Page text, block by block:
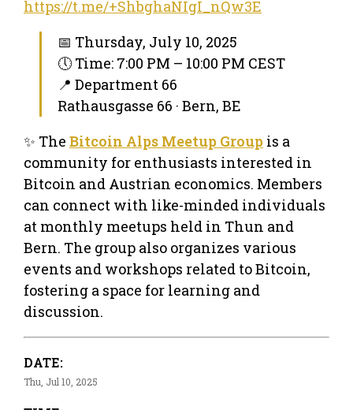
https://t.me/+ShbghaNIgI_nQw3E
📅 Thursday, July 10, 2025
🕔 Time: 7:00 PM – 10:00 PM CEST
📍 Department 66
Rathausgasse 66 · Bern, BE
✨ The Bitcoin Alps Meetup Group is a
community for enthusiasts interested in
Bitcoin and Austrian economics. Members
can connect with like-minded individuals
at monthly meetups held in Thun and
Bern. The group also organizes various
events and workshops related to Bitcoin,
fostering a space for learning and
discussion.
DATE:
Thu, Jul 10, 2025